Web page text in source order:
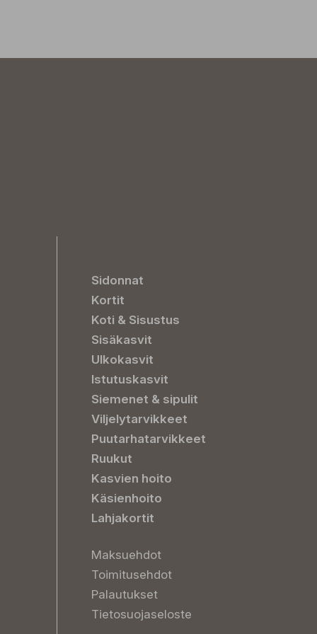
Sidonnat
Kortit
Koti & Sisustus
Sisäkasvit
Ulkokasvit
Istutuskasvit
Siemenet & sipulit
Viljelytarvikkeet
Puutarhatarvikkeet
Ruukut
Kasvien hoito
Käsienhoito
Lahjakortit
Maksuehdot
Toimitusehdot
Palautukset
Tietosuojaseloste